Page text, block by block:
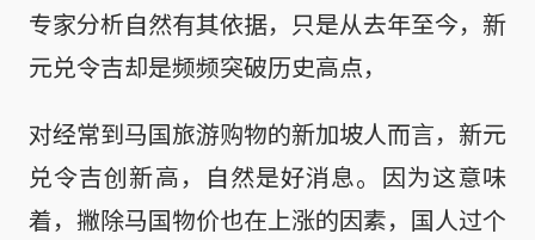
专家分析自然有其依据，只是从去年至今，新
元兑令吉却是频频突破历史高点，
对经常到马国旅游购物的新加坡人而言，新元
兑令吉创新高，自然是好消息。因为这意味
着，撇除马国物价也在上涨的因素，国人过个